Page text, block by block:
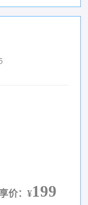
价： ¥199